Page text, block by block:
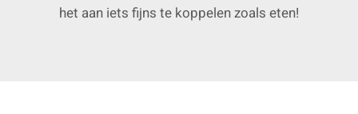
het aan iets fijns te koppelen zoals eten!